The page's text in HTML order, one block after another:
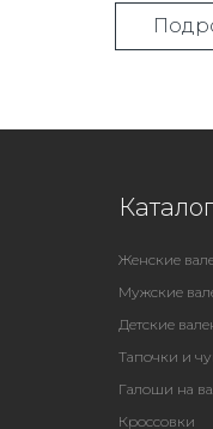
Каталог
Женские
Мужские
Детские
Тапочки и
Галоши на
Кроссовки